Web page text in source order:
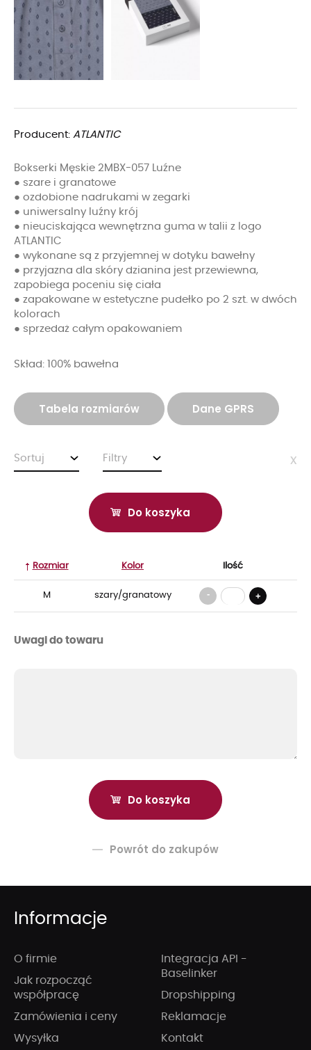
Producent: ATLANTIC
Bokserki Męskie 2MBX-057 Luźne
● szare i granatowe
● ozdobione nadrukami w zegarki
● uniwersalny luźny krój
● nieuciskająca wewnętrzna guma w talii z logo
ATLANTIC
● wykonane są z przyjemnej w dotyku bawełny
● przyjazna dla skóry dzianina jest przewiewna,
zapobiega poceniu się ciała
● zapakowane w estetyczne pudełko po 2 szt. w dwóch
kolorach
● sprzedaż całym opakowaniem
Skład: 100% bawełna
Tabela rozmiarów Dane GPRS
Sortuj Filtry x
Do koszyka
Rozmiar Kolor Ilość
M szary/granatowy - +
Uwagi do towaru
Powrót do zakupów
Informacje
O firmie
Jak rozpocząć
współpracę
Zamówienia i ceny
Wysyłka
Integracja API -
Baselinker
Dropshipping
Reklamacje
Kontakt